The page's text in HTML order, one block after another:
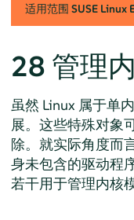
适用范围 SUSE Linux
28 管理
虽然 Linux 属于单
展。这些特殊对象
除。就实际角度而
身未包含的驱动程
若干用于管理内核